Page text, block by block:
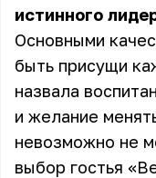
истинного
Основными
быть присущи
назвала
и желание
невозможно не
выбор гостья